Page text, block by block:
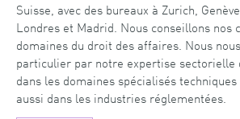
Suisse, avec des bureaux à Zurich,
Londres et Madrid. Nous conseillons nos
domaines du droit des affaires. Nous
particulier par notre expertise sectorielle
dans les domaines spécialisés
aussi dans les industries réglementées.